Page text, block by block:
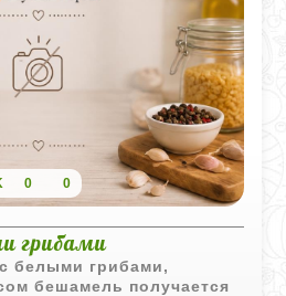
0 0
грибами
белыми грибами,
бешамель получается